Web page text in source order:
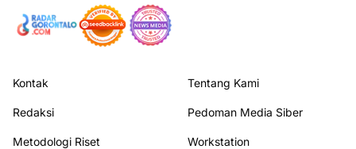
Kontak Tentang Kami
Redaksi Pedoman Media Siber
Metodologi Riset Workstation